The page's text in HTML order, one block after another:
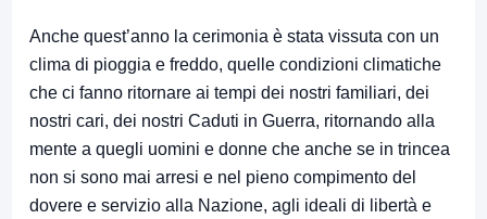
Anche quest’anno la cerimonia è stata vissuta con un
clima di pioggia e freddo, quelle condizioni climatiche
che ci fanno ritornare ai tempi dei nostri familiari, dei
nostri cari, dei nostri Caduti in Guerra, ritornando alla
mente a quegli uomini e donne che anche se in trincea
non si sono mai arresi e nel pieno compimento del
dovere e servizio alla Nazione, agli ideali di libertà e